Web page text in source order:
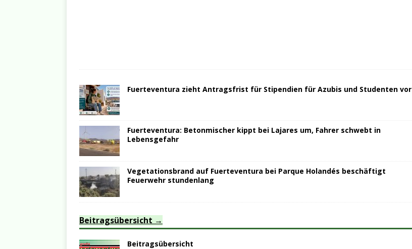
Fuerteventura zieht Antragsfrist für Stipendien für Azubis und Studenten vor
Fuerteventura: Betonmischer kippt bei Lajares um, Fahrer schwebt in
Lebensgefahr
Vegetationsbrand auf Fuerteventura bei Parque Holandés beschäftigt
Feuerwehr stundenlang
Beitragsübersicht
Beitragsübersicht